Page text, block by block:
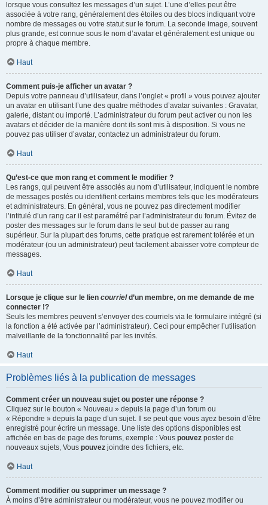
lorsque vous consultez les messages d’un sujet. L’une d’elles peut être
associée à votre rang, généralement des étoiles ou des blocs indiquant votre
nombre de messages ou votre statut sur le forum. La seconde image, souvent
plus grande, est connue sous le nom d’avatar et généralement est unique ou
propre à chaque membre.
Haut
Comment puis-je afficher un avatar ?
Depuis votre panneau d’utilisateur, dans l’onglet « profil » vous pouvez ajouter
un avatar en utilisant l’une des quatre méthodes d’avatar suivantes : Gravatar,
galerie, distant ou importé. L’administrateur du forum peut activer ou non les
avatars et décider de la manière dont ils sont mis à disposition. Si vous ne
pouvez pas utiliser d’avatar, contactez un administrateur du forum.
Haut
Qu’est-ce que mon rang et comment le modifier ?
Les rangs, qui peuvent être associés au nom d’utilisateur, indiquent le nombre
de messages postés ou identifient certains membres tels que les modérateurs
et administrateurs. En général, vous ne pouvez pas directement modifier
l’intitulé d’un rang car il est paramétré par l’administrateur du forum. Évitez de
poster des messages sur le forum dans le seul but de passer au rang
supérieur. Sur la plupart des forums, cette pratique est rarement tolérée et un
modérateur (ou un administrateur) peut facilement abaisser votre compteur de
messages.
Haut
Lorsque je clique sur le lien courrield’un membre, on me demande de me
connecter !?
Seuls les membres peuvent s’envoyer des courriels via le formulaire intégré (si
la fonction a été activée par l’administrateur). Ceci pour empêcher l’utilisation
malveillante de la fonctionnalité par les invités.
Haut
Problèmes liés à la publication de messages
Comment créer un nouveau sujet ou poster une réponse ?
Cliquez sur le bouton « Nouveau » depuis la page d’un forum ou
« Répondre » depuis la page d’un sujet. Il se peut que vous ayez besoin d’être
enregistré pour écrire un message. Une liste des options disponibles est
affichée en bas de page des forums, exemple : Vous pouvez poster de
nouveaux sujets, Vous pouvez joindre des fichiers, etc.
Haut
Comment modifier ou supprimer un message ?
À moins d’être administrateur ou modérateur, vous ne pouvez modifier ou